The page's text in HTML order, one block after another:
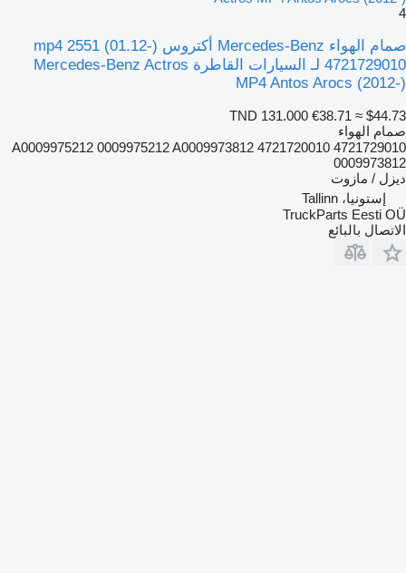
4
صمام الهواء Mercedes-Benz أكتروس mp4 2551 (01.12-)
4721729010 لـ السيارات القاطرة Mercedes-Benz Actros
MP4 Antos Arocs (2012-)
TND 131.000 €38.71 ≈ $44.73
صمام الهواء
4721729010 4721720010 A0009975212 0009975212 A0009973812
0009973812
ديزل / مازوت
إستونيا، Tallinn
TruckParts Eesti OÜ
الاتصال بالبائع